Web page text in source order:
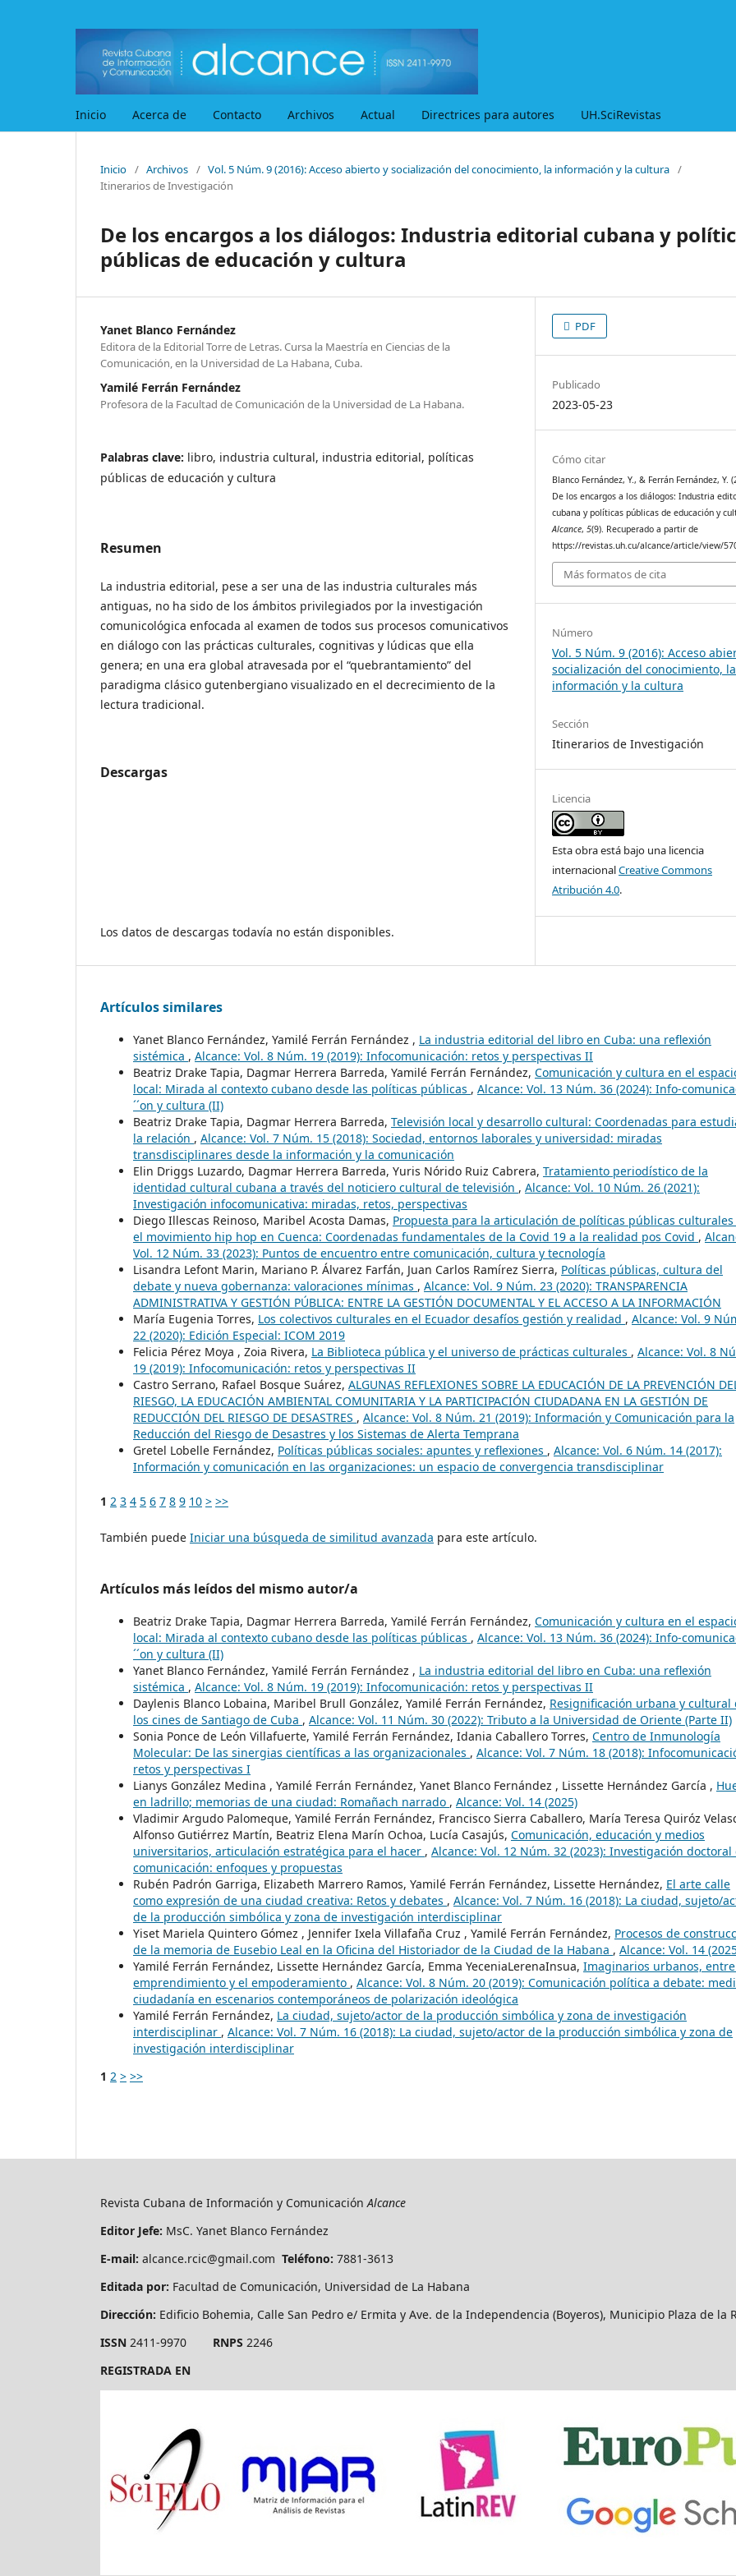
Inicio Acerca de Contacto Archivos Actual Directrices para autores UH.SciRevistas
Inicio / Archivos / Vol. 5 Núm. 9 (2016): Acceso abierto y socialización del conocimiento, la información y la cultura /
Itinerarios de Investigación
De los encargos a los diálogos: Industria editorial cubana y
públicas de educación y cultura
Yanet Blanco Fernández
Editora de la Editorial Torre de Letras. Cursa la Maestría en Ciencias de la
Comunicación, en la Universidad de La Habana, Cuba.
Yamilé Ferrán Fernández
Profesora de la Facultad de Comunicación de la Universidad de La Habana.
Palabras clave: libro, industria cultural, industria editorial, políticas
públicas de educación y cultura
Resumen
La industria editorial, pese a ser una de las industria culturales más
antiguas, no ha sido de los ámbitos privilegiados por la investigación
comunicológica enfocada al examen de todos sus procesos comunicativos
en diálogo con las prácticas culturales, cognitivas y lúdicas que ella
genera; en una era global atravesada por el “quebrantamiento” del
paradigma clásico gutenbergiano visualizado en el decrecimiento de la
lectura tradicional.
Descargas
Los datos de descargas todavía no están disponibles.
PDF
Publicado
2023-05-23
Cómo citar
Blanco Fernández, Y., & Ferrán Fernández, Y.
De los encargos a los diálogos: Industria
cubana y políticas públicas de educación y
Alcance,5(9). Recuperado a partir de
https://revistas.uh.cu/alcance/article/view/
Más formatos de cita
Número
Vol. 5 Núm. 9 (2016): Acceso
socialización del conocimiento, la
información y la cultura
Sección
Itinerarios de Investigación
Licencia
Esta obra está bajo una licencia
internacionalCreative Commons
Atribución 4.0.
Artículos similares
Yanet Blanco Fernández, Yamilé Ferrán Fernández , La industria editorial del libro en Cuba: una reflexión
sistémica , Alcance: Vol. 8 Núm. 19 (2019): Infocomunicación: retos y perspectivas II
Beatriz Drake Tapia, Dagmar Herrera Barreda, Yamilé Ferrán Fernández, Comunicación y cultura en el
local: Mirada al contexto cubano desde las políticas públicas , Alcance: Vol. 13 Núm. 36 (2024): Info-
´´on y cultura (II)
Beatriz Drake Tapia, Dagmar Herrera Barreda, Televisión local y desarrollo cultural: Coordenadas para
la relación , Alcance: Vol. 7 Núm. 15 (2018): Sociedad, entornos laborales y universidad: miradas
transdisciplinares desde la información y la comunicación
Elin Driggs Luzardo, Dagmar Herrera Barreda, Yuris Nórido Ruiz Cabrera, Tratamiento periodístico de la
identidad cultural cubana a través del noticiero cultural de televisión , Alcance: Vol. 10 Núm. 26 (2021):
Investigación infocomunicativa: miradas, retos, perspectivas
Diego Illescas Reinoso, Maribel Acosta Damas, Propuesta para la articulación de políticas públicas culturales
el movimiento hip hop en Cuenca: Coordenadas fundamentales de la Covid 19 a la realidad pos Covid ,
Vol. 12 Núm. 33 (2023): Puntos de encuentro entre comunicación, cultura y tecnología
Lisandra Lefont Marin, Mariano P. Álvarez Farfán, Juan Carlos Ramírez Sierra, Políticas públicas, cultura del
debate y nueva gobernanza: valoraciones mínimas , Alcance: Vol. 9 Núm. 23 (2020): TRANSPARENCIA
ADMINISTRATIVA Y GESTIÓN PÚBLICA: ENTRE LA GESTIÓN DOCUMENTAL Y EL ACCESO A LA INFORMACIÓN
María Eugenia Torres, Los colectivos culturales en el Ecuador desafíos gestión y realidad , Alcance: Vol. 9
22 (2020): Edición Especial: ICOM 2019
Felicia Pérez Moya , Zoia Rivera, La Biblioteca pública y el universo de prácticas culturales , Alcance: Vol. 8
19 (2019): Infocomunicación: retos y perspectivas II
Castro Serrano, Rafael Bosque Suárez, ALGUNAS REFLEXIONES SOBRE LA EDUCACIÓN DE LA PREVENCIÓN
RIESGO, LA EDUCACIÓN AMBIENTAL COMUNITARIA Y LA PARTICIPACIÓN CIUDADANA EN LA GESTIÓN DE
REDUCCIÓN DEL RIESGO DE DESASTRES , Alcance: Vol. 8 Núm. 21 (2019): Información y Comunicación para la
Reducción del Riesgo de Desastres y los Sistemas de Alerta Temprana
Gretel Lobelle Fernández, Políticas públicas sociales: apuntes y reflexiones , Alcance: Vol. 6 Núm. 14 (2017):
Información y comunicación en las organizaciones: un espacio de convergencia transdisciplinar
1 2 3 4 5 6 7 8 9 10 > >>
También puede Iniciar una búsqueda de similitud avanzada para este artículo.
Artículos más leídos del mismo autor/a
Beatriz Drake Tapia, Dagmar Herrera Barreda, Yamilé Ferrán Fernández, Comunicación y cultura en el
local: Mirada al contexto cubano desde las políticas públicas , Alcance: Vol. 13 Núm. 36 (2024): Info-
´´on y cultura (II)
Yanet Blanco Fernández, Yamilé Ferrán Fernández , La industria editorial del libro en Cuba: una reflexión
sistémica , Alcance: Vol. 8 Núm. 19 (2019): Infocomunicación: retos y perspectivas II
Daylenis Blanco Lobaina, Maribel Brull González, Yamilé Ferrán Fernández, Resignificación urbana y cultural
los cines de Santiago de Cuba , Alcance: Vol. 11 Núm. 30 (2022): Tributo a la Universidad de Oriente (Parte II)
Sonia Ponce de León Villafuerte, Yamilé Ferrán Fernández, Idania Caballero Torres, Centro de Inmunología
Molecular: De las sinergias científicas a las organizacionales , Alcance: Vol. 7 Núm. 18 (2018):
retos y perspectivas I
Lianys González Medina , Yamilé Ferrán Fernández, Yanet Blanco Fernández , Lissette Hernández García ,
en ladrillo; memorias de una ciudad: Romañach narrado , Alcance: Vol. 14 (2025)
Vladimir Argudo Palomeque, Yamilé Ferrán Fernández, Francisco Sierra Caballero, María Teresa Quiróz
Alfonso Gutiérrez Martín, Beatriz Elena Marín Ochoa, Lucía Casajús, Comunicación, educación y medios
universitarios, articulación estratégica para el hacer , Alcance: Vol. 12 Núm. 32 (2023): Investigación doctoral
comunicación: enfoques y propuestas
Rubén Padrón Garriga, Elizabeth Marrero Ramos, Yamilé Ferrán Fernández, Lissette Hernández, El arte calle
como expresión de una ciudad creativa: Retos y debates , Alcance: Vol. 7 Núm. 16 (2018): La ciudad, sujeto/
de la producción simbólica y zona de investigación interdisciplinar
Yiset Mariela Quintero Gómez , Jennifer Ixela Villafaña Cruz , Yamilé Ferrán Fernández, Procesos de
de la memoria de Eusebio Leal en la Oficina del Historiador de la Ciudad de la Habana , Alcance: Vol. 14
Yamilé Ferrán Fernández, Lissette Hernández García, Emma YeceniaLerenaInsua, Imaginarios urbanos,
emprendimiento y el empoderamiento , Alcance: Vol. 8 Núm. 20 (2019): Comunicación política a debate:
ciudadanía en escenarios contemporáneos de polarización ideológica
Yamilé Ferrán Fernández, La ciudad, sujeto/actor de la producción simbólica y zona de investigación
interdisciplinar , Alcance: Vol. 7 Núm. 16 (2018): La ciudad, sujeto/actor de la producción simbólica y zona de
investigación interdisciplinar
1 2 > >>
Revista Cubana de Información y ComunicaciónAlcance
Editor Jefe: MsC. Yanet Blanco Fernández
E-mail: alcance.rcic@gmail.com Teléfono: 7881-3613
Editada por: Facultad de Comunicación, Universidad de La Habana
Dirección: Edificio Bohemia, Calle San Pedro e/ Ermita y Ave. de la Independencia (Boyeros), Municipio Plaza de la
ISSN 2411-9970 RNPS 2246
REGISTRADA EN